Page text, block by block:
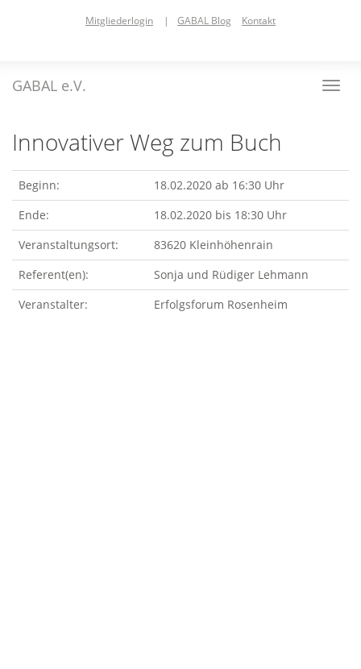
Mitgliederlogin | GABAL Blog Kontakt
GABAL e.V.
Innovativer Weg zum Buch
Beginn:
18.02.2020 ab 16:30 Uhr
Ende:
18.02.2020 bis 18:30 Uhr
Veranstaltungsort:
83620 Kleinhöhenrain
Referent(en):
Sonja und Rüdiger Lehmann
Veranstalter:
Erfolgsforum Rosenheim